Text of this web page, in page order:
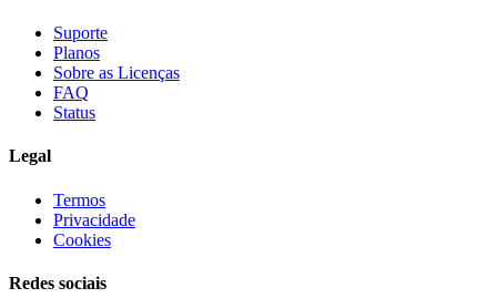
Suporte
Planos
Sobre as Licenças
FAQ
Status
Legal
Termos
Privacidade
Cookies
Redes sociais